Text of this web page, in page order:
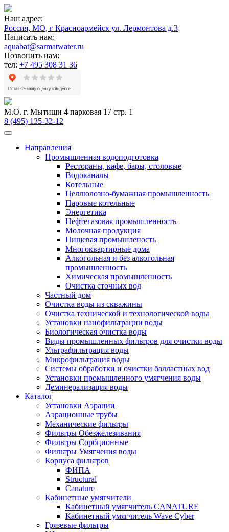
Наш адрес:
Россия, МО, г Красноармейск ул. Лермонтова д.3
Написать нам:
aquabat@sarmatwater.ru
Позвонить нам:
тел: +7 495 308 31 36
М.О. г. Мытищи 4 парковая 17 стр. 1
8 (495) 135-32-12
Направления
Промышленная водоподготовка
Рестораны, кафе, бары, столовые
Водоканалы
Котельные
Целлюлозно-бумажная промышленность
Паровые котельные
Энергетика
Нефтегазовая промышленность
Молочная продукция
Пищевая промышленость
Многоквартирные дома
Алкогольная и без алкогольная
промышленность
Химическая промышленность
Очистка сточных вод
Частный дом
Очистка воды из скважины
Очистка технической и технологической воды
Установки нанофильтрации воды
Биологическая очистка воды
Виды промышленных фильтров для очистки воды
Ультрафильтрация воды
Микрофильтрация воды
Системы обработки и очистки балластных вод
Установки промышленного умягчения воды
Деминерализация воды
Каталог
Установки Аэрации
Аэрационные трубы
Механические фильтры
Фильтры Обезжелезивания
Фильтры Сорбционные
Фильтры Умягчения воды
Корпуса фильтров
ФИПА
Structural
Canature
Кабинетные умягчители
Кабинетный умягчитель CANATURE
Кабинетный умягчитель Wave Cyber
Грязевые фильтры